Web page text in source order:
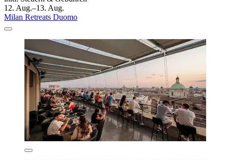
12. Aug.–13. Aug.
Milan Retreats Duomo